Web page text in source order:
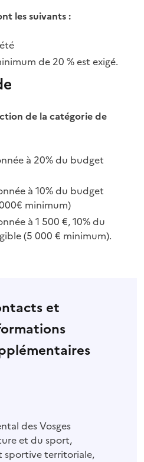
les suivants :
de 20 % est exigé.
de la catégorie de
à 20% du budget
à 10% du budget
minimum)
à 1 500 €, 10% du
(5 000 € minimum).
et
des Vosges
et du sport,
sportive territoriale,